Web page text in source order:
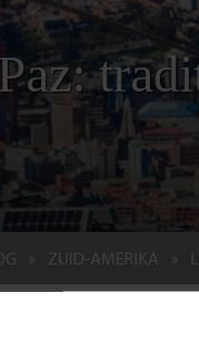
ZUID-AMERIKA
op grote